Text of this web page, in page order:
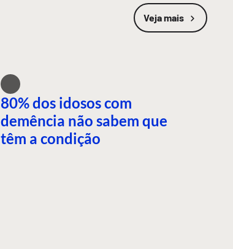
Veja mais
80% dos idosos com
demência não sabem que
têm a condição